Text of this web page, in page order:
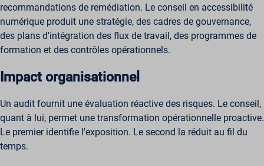
recommandations de remédiation. Le conseil en accessibilité
numérique produit une stratégie, des cadres de gouvernance,
des plans d'intégration des flux de travail, des programmes de
formation et des contrôles opérationnels.
Impact organisationnel
Un audit fournit une évaluation réactive des risques. Le conseil,
quant à lui, permet une transformation opérationnelle proactive.
Le premier identifie l'exposition. Le second la réduit au fil du
temps.